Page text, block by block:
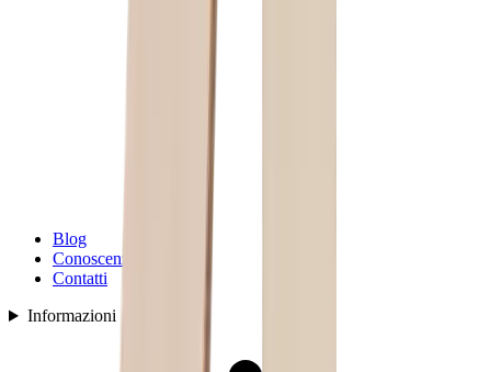
Blog
Conoscenza
Contatti
Informazioni